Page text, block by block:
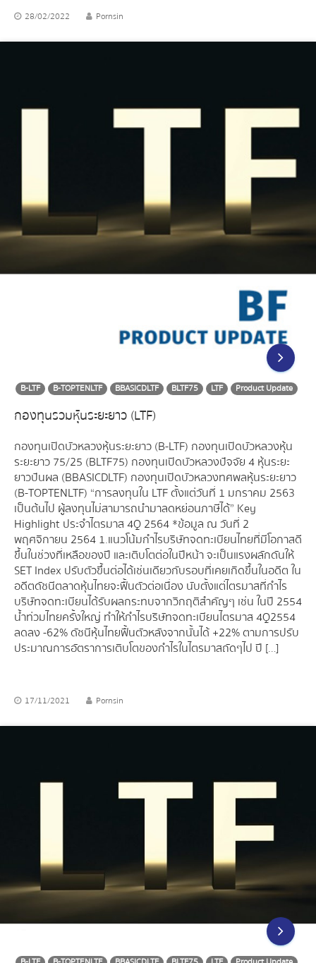
28/02/2022 Pornsin
B-LTF B-TOPTENLTF BBASICDLTF BLTF75 LTF Product Update
กองทุนรวมหุ้นระยะยาว (LTF)
กองทุนเปิดบัวหลวงหุ้นระยะยาว (B-LTF) กองทุนเปิดบัวหลวงหุ้น
ระยะยาว 75/25 (BLTF75) กองทุนเปิดบัวหลวงปัจจัย 4 หุ้นระยะ
ยาวปันผล (BBASICDLTF) กองทุนเปิดบัวหลวงทศพลหุ้นระยะยาว
(B-TOPTENLTF) “การลงทุนใน LTF ตั้งแต่วันที่ 1 มกราคม 2563
เป็นต้นไป ผู้ลงทุนไม่สามารถนำมาลดหย่อนภาษีได้” Key
Highlight ประจำไตรมาส 4Q 2564 *ข้อมูล ณ วันที่ 2
พฤศจิกายน 2564 1.แนวโน้มกำไรบริษัทจดทะเบียนไทยที่มีโอกาสดี
ขึ้นในช่วงที่เหลือของปี และเติบโตต่อในปีหน้า จะเป็นแรงผลักดันให้
SET Index ปรับตัวขึ้นต่อได้เช่นเดียวกับรอบที่เคยเกิดขึ้นในอดีต ใน
อดีตดัชนีตลาดหุ้นไทยจะฟื้นตัวต่อเนื่อง นับตั้งแต่ไตรมาสที่กำไร
บริษัทจดทะเบียนได้รับผลกระทบจากวิกฤติสำคัญๆ เช่น ในปี 2554
น้ำท่วมไทยครั้งใหญ่ ทำให้กำไรบริษัทจดทะเบียนไตรมาส 4Q2554
ลดลง -62% ดัชนีหุ้นไทยฟื้นตัวหลังจากนั้นได้ +22% ตามการปรับ
ประมาณการอัตราการเติบโตของกำไรในไตรมาสถัดๆไป ปี […]
17/11/2021 Pornsin